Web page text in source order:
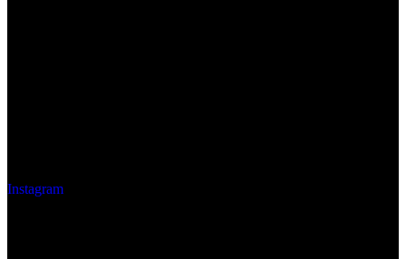
Instagram